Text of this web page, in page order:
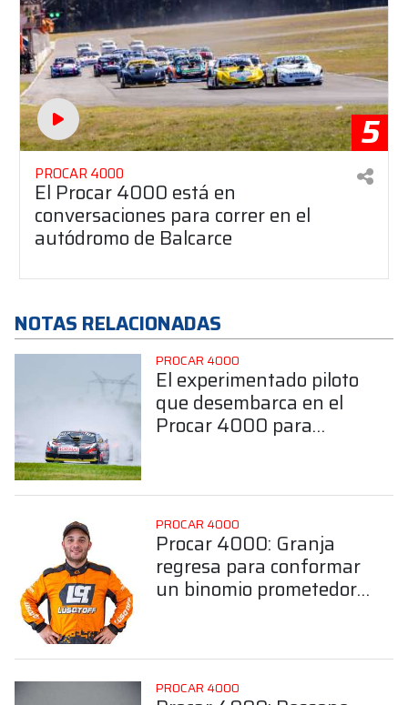
5
PROCAR 4000
El Procar 4000 está en
conversaciones para correr en el
autódromo de Balcarce
NOTAS RELACIONADAS
PROCAR 4000
El experimentado piloto
que desembarca en el
Procar 4000 para
PROCAR 4000
Procar 4000: Granja
regresa para conformar
un binomio prometedor
PROCAR 4000